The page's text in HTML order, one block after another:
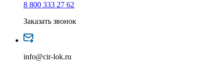
8 800 333 27 62
Заказать звонок
info@cir-lok.ru